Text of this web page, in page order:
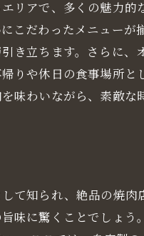
リアで、多くの魅力
こだわったメニュー
き立ちます。さらに
りや休日の食事場所
味わいながら、素敵な
て知られ、絶品の焼
味に驚くことでしょ